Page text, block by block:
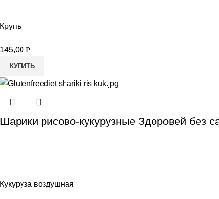
Крупы
145,00 Р
КУПИТЬ
Шарики рисово-кукурузные Здоровей без
Кукуруза воздушная